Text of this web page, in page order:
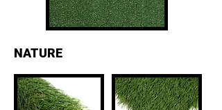
NATURE